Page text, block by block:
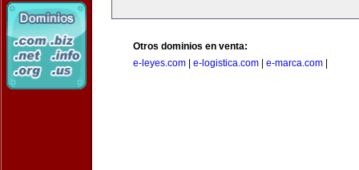
Otros dominios en venta:
e-leyes.com
e-logistica.com e-marca.com